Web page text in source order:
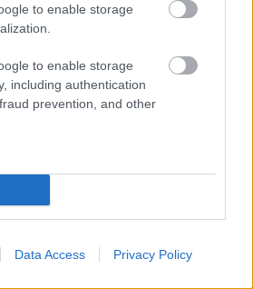
to enable storage
to enable storage
including authentication
prevention, and other
Data Access Privacy Policy
adományoddal
működését!
hírek